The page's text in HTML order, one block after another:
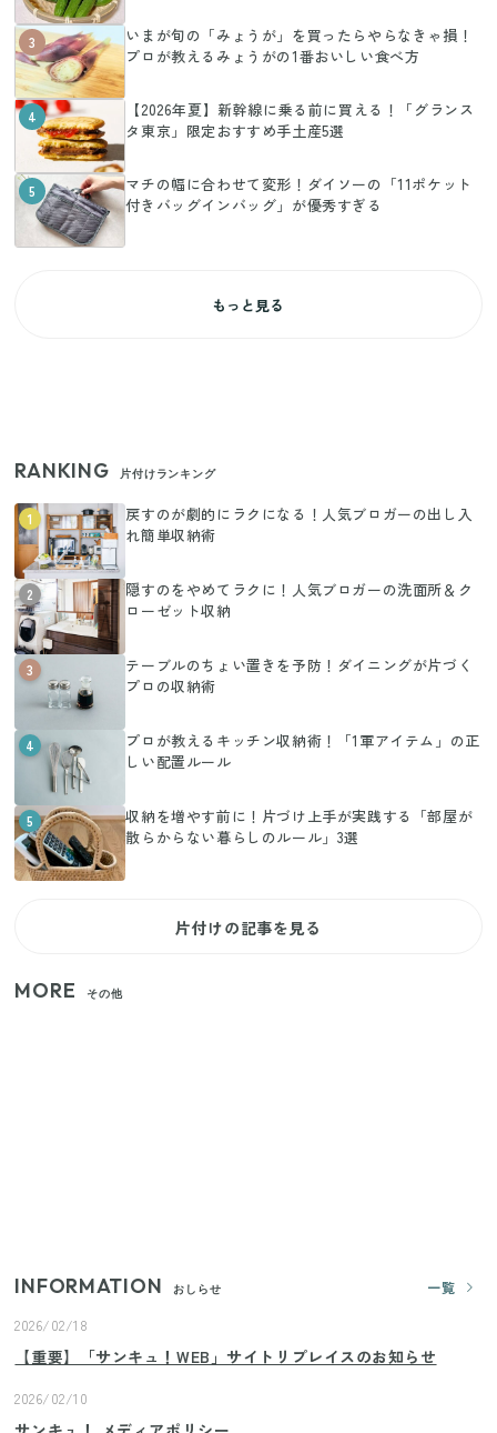
3
いまが旬の「みょうが」を買ったらやらなきゃ損！
プロが教えるみょうがの1番おいしい食べ方
4
【2026年夏】新幹線に乗る前に買える！「グランス
タ東京」限定おすすめ手土産5選
5
マチの幅に合わせて変形！ダイソーの「11ポケット
付きバッグインバッグ」が優秀すぎる
もっと見る
RANKING 片付けランキング
1
戻すのが劇的にラクになる！人気ブロガーの出し入
れ簡単収納術
2
隠すのをやめてラクに！人気ブロガーの洗面所＆ク
ローゼット収納
3
テーブルのちょい置きを予防！ダイニングが片づく
プロの収納術
4
プロが教えるキッチン収納術！「1軍アイテム」の正
しい配置ルール
5
収納を増やす前に！片づけ上手が実践する「部屋が
散らからない暮らしのルール」3選
片付けの記事を見る
MORE その他
INFORMATION おしらせ
一覧
2026/02/18
【重要】「サンキュ！WEB」サイトリプレイスのお知らせ
2026/02/10